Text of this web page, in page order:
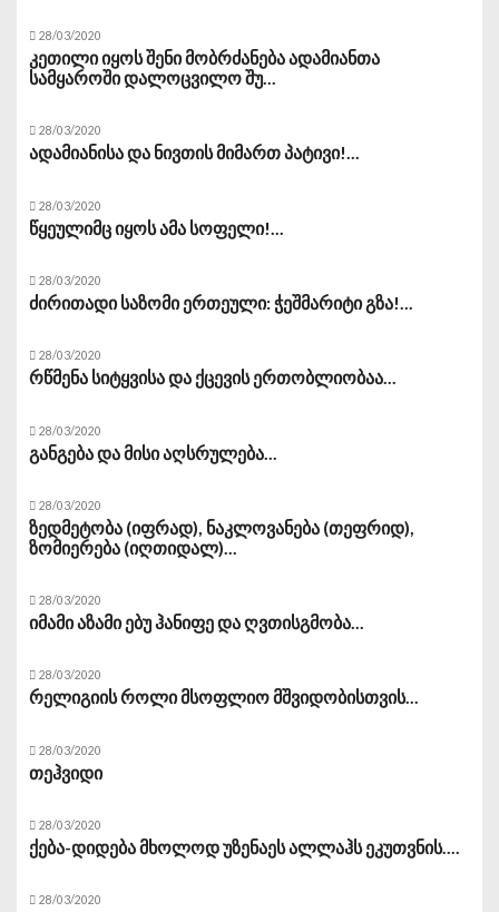
28/03/2020
კეთილი იყოს შენი მობრძანება ადამიანთა
სამყაროში დალოცვილო შუ...
28/03/2020
ადამიანისა და ნივთის მიმართ პატივი!...
28/03/2020
წყეულიმც იყოს ამა სოფელი!...
28/03/2020
ძირითადი საზომი ერთეული: ჭეშმარიტი გზა!...
28/03/2020
რწმენა სიტყვისა და ქცევის ერთობლიობაა...
28/03/2020
განგება და მისი აღსრულება...
28/03/2020
ზედმეტობა (იფრად), ნაკლოვანება (თეფრიდ),
ზომიერება (იღთიდალ)...
28/03/2020
იმამი აზამი ებუ ჰანიფე და ღვთისგმობა...
28/03/2020
რელიგიის როლი მსოფლიო მშვიდობისთვის...
28/03/2020
თეჰვიდი
28/03/2020
ქება-დიდება მხოლოდ უზენაეს ალლაჰს ეკუთვნის....
28/03/2020